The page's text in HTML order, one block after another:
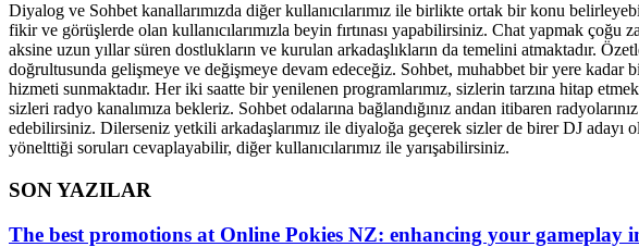
Diyalog ve Sohbet kanallarımızda diğer kullanıcılarımız ile birlikte ortak bir konu
fikir ve görüşlerde olan kullanıcılarımızla beyin fırtınası yapabilirsiniz. Chat yapmak
aksine uzun yıllar süren dostlukların ve kurulan arkadaşlıkların da temelini atmaktadır.
doğrultusunda gelişmeye ve değişmeye devam edeceğiz. Sohbet, muhabbet bir yere kadar
hizmeti sunmaktadır. Her iki saatte bir yenilenen programlarımız, sizlerin tarzına hitap
sizleri radyo kanalımıza bekleriz. Sohbet odalarına bağlandığınız andan itibaren
edebilirsiniz. Dilerseniz yetkili arkadaşlarımız ile diyaloğa geçerek sizler de birer DJ
yönelttiği soruları cevaplayabilir, diğer kullanıcılarımız ile yarışabilirsiniz.
SON YAZILAR
The best promotions at Online Pokies NZ: enhancing your gameplay